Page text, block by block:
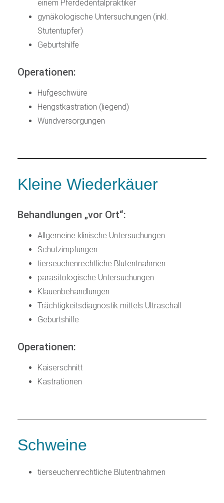
einem Pferdedentalpraktiker
gynäkologische Untersuchungen (inkl.
Stutentupfer)
Geburtshilfe
Operationen:
Hufgeschwüre
Hengstkastration (liegend)
Wundversorgungen
Kleine Wiederkäuer
Behandlungen „vor Ort“:
Allgemeine klinische Untersuchungen
Schutzimpfungen
tierseuchenrechtliche Blutentnahmen
parasitologische Untersuchungen
Klauenbehandlungen
Trächtigkeitsdiagnostik mittels Ultraschall
Geburtshilfe
Operationen:
Kaiserschnitt
Kastrationen
Schweine
tierseuchenrechtliche Blutentnahmen